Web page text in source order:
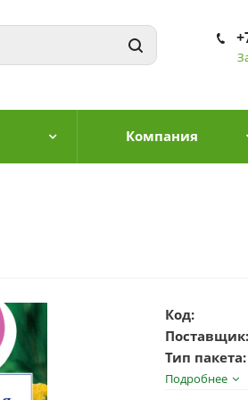
Компания
Код:
Поставщик:
Тип пакета:
Подробнее